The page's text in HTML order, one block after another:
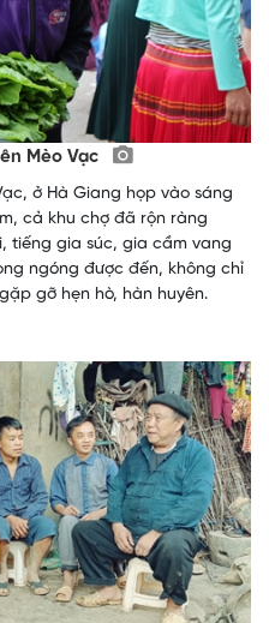
Mèo Vạc
ở Hà Giang họp vào sáng
cả khu chợ đã rộn ràng
tiếng gia súc, gia cầm vang
ngóng được đến, không chỉ
gỡ hẹn hò, hàn huyên.